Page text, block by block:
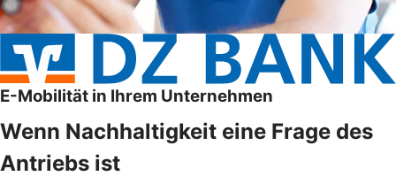
E-Mobilität in Ihrem Unternehmen
Wenn Nachhaltigkeit eine Frage des
Antriebs ist